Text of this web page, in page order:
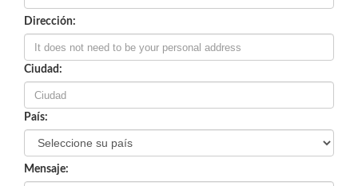
Dirección:
Ciudad:
País:
Mensaje: